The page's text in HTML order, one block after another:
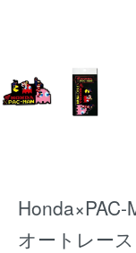
オートレー